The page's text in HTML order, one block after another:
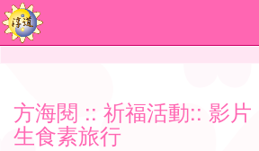
方海閱 :: 祈福活動:: 影片
生食素旅行